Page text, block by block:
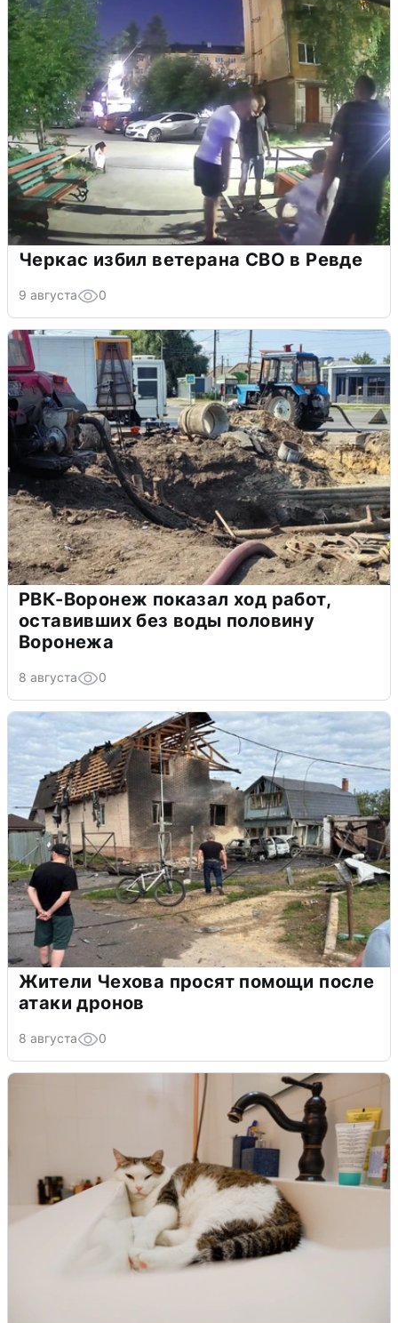
Черкас избил ветерана СВО в Ревде
9 августа 0
РВК-Воронеж показал ход работ,
оставивших без воды половину
Воронежа
8 августа 0
Жители Чехова просят помощи после
атаки дронов
8 августа 0